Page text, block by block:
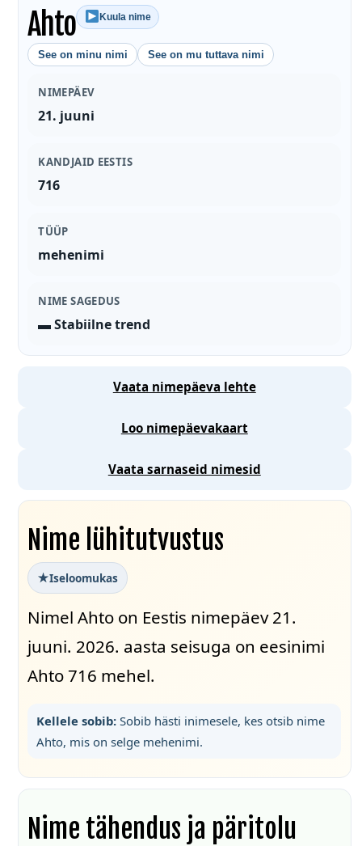
Ahto Kuula nime
See on minu nimi See on mu tuttava nimi
NIMEPÄEV
21. juuni
KANDJAID EESTIS
716
TÜÜP
mehenimi
NIME SAGEDUS
▬ Stabiilne trend
Vaata nimepäeva lehte
Loo nimepäevakaart
Vaata sarnaseid nimesid
Nime lühitutvustus
Iseloomukas
Nimel Ahto on Eestis nimepäev 21.
juuni. 2026. aasta seisuga on eesinimi
Ahto 716 mehel.
Kellele sobib:Sobib hästi inimesele, kes otsib nime
Ahto, mis on selge mehenimi.
Nime tähendus ja päritolu